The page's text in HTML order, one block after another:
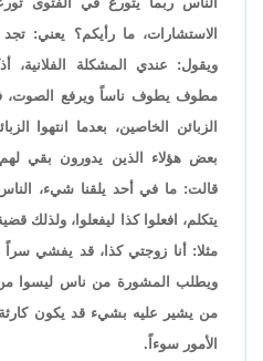
الاستشارات، ما رأيكم؟ يعني:
ويقول: عندي المشكلة الفلانية،
مطوف يطوف ناساً ويرفع الصوت،
الزبائن الخاصين، بعدما انتهوا
بعض هؤلاء الذين يدورون بقي لهم
قالت: ما في أحد يلقنا شيء،
يتكلم، افعلوا كذا ليفعلوا، ولذلك
مثلا: أنا زوجتي كذا، قد يفشي سراً
ويطلب المشورة من ناس ليسوا
من يشير عليه بشيء قد يكون
الأمور سوءاً.